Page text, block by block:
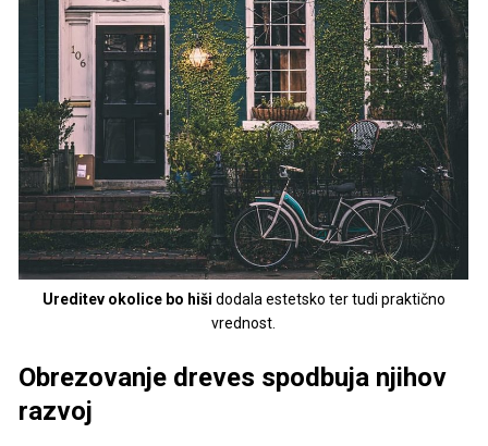
Ureditev okolice bo hiši dodala estetsko ter tudi praktično
vrednost.
Obrezovanje dreves spodbuja njihov
razvoj